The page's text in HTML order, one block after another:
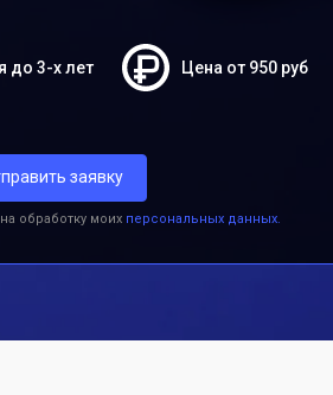
до 3-х лет Цена от 950 руб
заявку
обработку моих персональных данных.